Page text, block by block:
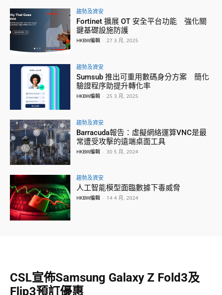
趨勢及資安
Fortinet 擴展 OT 安全平台功能 強化關
鍵基礎設施防護
HKBW編輯 - 27 3 月, 2025
趨勢及資安
Sumsub 推出可重用數碼身分方案 簡化
驗證程序助提升轉化率
HKBW編輯 - 25 3 月, 2025
趨勢及資安
Barracuda報告：虛擬網絡運算VNC是最
常遭受攻擊的遠端桌面工具
HKBW編輯 - 30 5 月, 2024
趨勢及資安
人工智能模型面臨數據下毒威脅
HKBW編輯 - 14 4 月, 2024